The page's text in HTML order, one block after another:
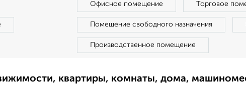
Офисное помещение Торговое
Помещение свободного назначения
Производственное помещение
квартиры, комнаты, дома,